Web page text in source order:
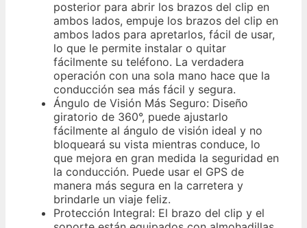
posterior para abrir los brazos del clip en
ambos lados, empuje los brazos del clip en
ambos lados para apretarlos, fácil de usar,
lo que le permite instalar o quitar
fácilmente su teléfono. La verdadera
operación con una sola mano hace que la
conducción sea más fácil y segura.
Ángulo de Visión Más Seguro: Diseño
giratorio de 360°, puede ajustarlo
fácilmente al ángulo de visión ideal y no
bloqueará su vista mientras conduce, lo
que mejora en gran medida la seguridad en
la conducción. Puede usar el GPS de
manera más segura en la carretera y
brindarle un viaje feliz.
Protección Integral: El brazo del clip y el